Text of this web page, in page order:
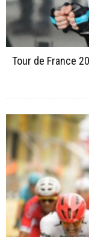
Tour de France